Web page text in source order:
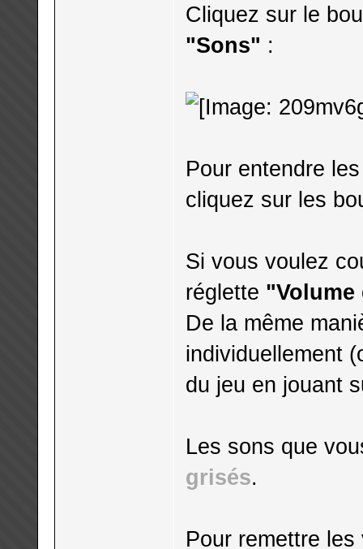
Cliquez sur le
"Sons" :
Pour entendre
cliquez sur les
Si vous voulez
réglette "Volume
De la même
individuellement
du jeu en jouant
Les sons que
grisés.
Pour remettre